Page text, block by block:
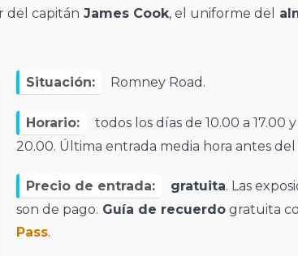
del capitán James Cook, el uniforme del
Situación: Romney Road.
Horario:
todos los días de 10.00 a 17.00
20.00. Última entrada media hora antes del
Precio de entrada: gratuita. Las
son de pago. Guía de recuerdo gratuita
Pass.